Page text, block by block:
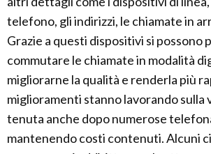
telefono, gli indirizzi, le chiamate in
Grazie a questi dispositivi si possono
commutare le chiamate in modalità
migliorarne la qualità e renderla più
miglioramenti stanno lavorando sulla
tenuta anche dopo numerose
mantenendo costi contenuti. Alcuni